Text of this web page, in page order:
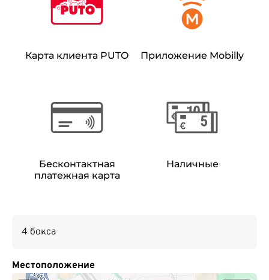
Карта клиента PUTO Приложение Mobilly
Бесконтактная
платежная карта
Наличные
4 бокса
Местоположение